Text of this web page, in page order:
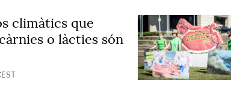
climàtics que
o làcties són